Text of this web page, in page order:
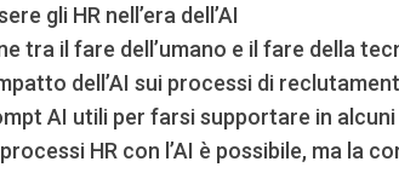
gli HR nell’era dell’AI
tra il fare dell’umano e il fare della
dell’AI sui processi di
AI utili per farsi supportare in
HR con l’AI è possibile, ma la